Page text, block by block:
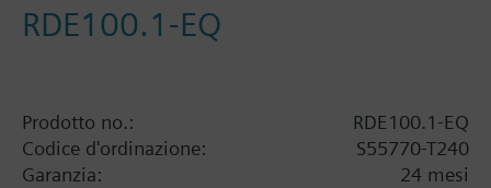
RDE100.1-EQ
Prodotto no.:
RDE100.1-EQ
Codice d'ordinazione:
S55770-T240
Garanzia:
24 mesi